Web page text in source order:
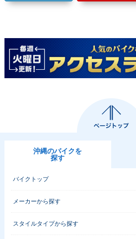
沖縄のバイクを
探す
バイクトップ
メーカーから探す
スタイルタイプから探す